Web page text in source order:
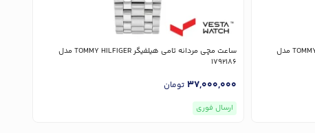
ساعت مچی مردانه تامی هیلفیگر TOMMY HILFIGER مدل
ساعت مچی مردانه تامی هیلفیگر TOMMY HILFIGER مدل
1792186
37,000,000 تومان
ارسال فوری